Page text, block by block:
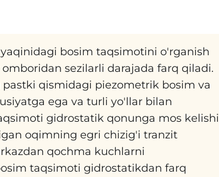
bosim taqsimotini o'rganish
sezilarli darajada farq qiladi.
qismidagi piezometrik bosim va
ega va turli yo'llar bilan
gidrostatik qonunga mos kelishi
oqimning egri chizig'i tranzit
qochma kuchlarni
taqsimoti gidrostatikdan farq